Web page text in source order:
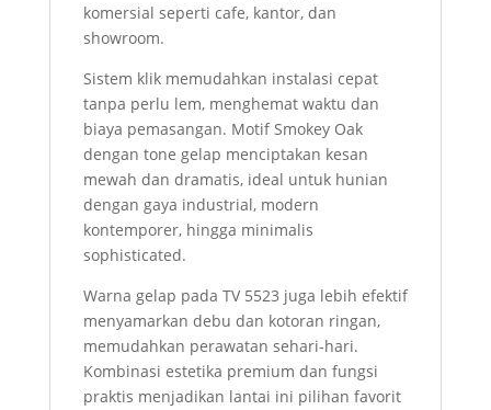
komersial seperti cafe, kantor, dan
showroom.
Sistem klik memudahkan instalasi cepat
tanpa perlu lem, menghemat waktu dan
biaya pemasangan. Motif Smokey Oak
dengan tone gelap menciptakan kesan
mewah dan dramatis, ideal untuk hunian
dengan gaya industrial, modern
kontemporer, hingga minimalis
sophisticated.
Warna gelap pada TV 5523 juga lebih efektif
menyamarkan debu dan kotoran ringan,
memudahkan perawatan sehari-hari.
Kombinasi estetika premium dan fungsi
praktis menjadikan lantai ini pilihan favorit